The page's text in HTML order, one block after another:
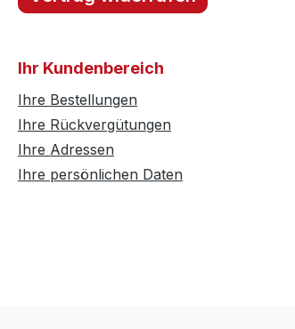
Ihr Kundenbereich
Ihre Bestellungen
Ihre Rückvergütungen
Ihre Adressen
Ihre persönlichen Daten